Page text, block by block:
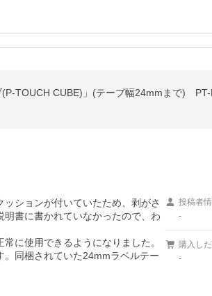
TOUCH CUBE)」(テープ幅24mmまで) PT-
ションが付いていたため、剥がさ
書に書かれていなかったので、わ
に使用できるようになりました。
同梱されていた24mmラベルテー
投稿者
-
購入し
-